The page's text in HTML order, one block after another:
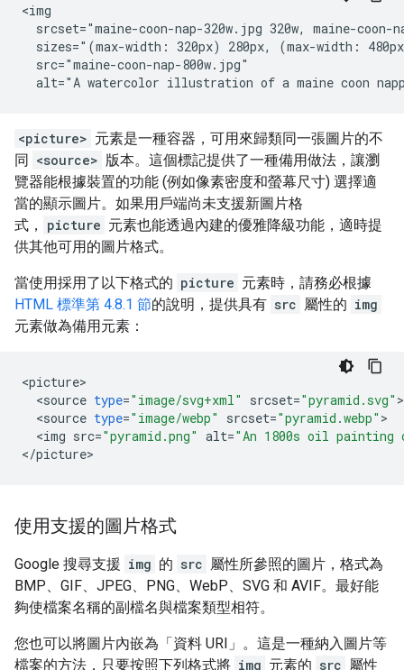
<img
srcset="maine-coon-nap-320w.jpg 320w, maine-
sizes="(max-width: 320px) 280px, (max-width:
  src="maine-coon-nap-800w.jpg"
alt="A watercolor illustration of a maine coon
<picture> 元素是一種容器，可用來歸類同一張圖片的不
同 <source> 版本。這個標記提供了一種備用做法，讓瀏
覽器能根據裝置的功能 (例如像素密度和螢幕尺寸) 選擇適
當的顯示圖片。如果用戶端尚未支援新圖片格
式，
picture 元素也能透過內建的優雅降級功能，適時提
供其他可用的圖片格式。
當使用採用了以下格式的 picture 元素時，請務必根據
HTML 標準第 4.8.1 節的說明，提供具有 src 屬性的 img
元素做為備用元素：
<picture
<source type="image/svg+xml" srcset="pyramid.svg"
<source type="image/webp" srcset="pyramid.webp"
<img src="pyramid.png" alt="An 1800s oil painting
</picture>
使用支援的圖片格式
Google 搜尋支援 img 的 src 屬性所參照的圖片，格式為
BMP、GIF、JPEG、PNG、WebP、SVG 和 AVIF。最好能
夠使檔案名稱的副檔名與檔案類型相符。
您也可以將圖片內嵌為「資料 URI」。這是一種納入圖片等
檔案的方法，只要按照下列格式將 img 元素的 src 屬性